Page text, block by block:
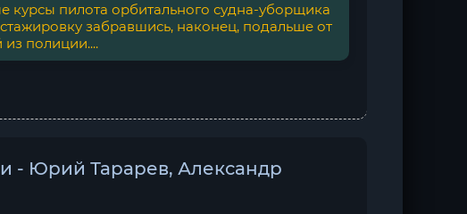
курсы пилота орбитального судна-уборщика
забравшись, наконец, подальше от
полиции....
- Юрий Тарарев, Александр